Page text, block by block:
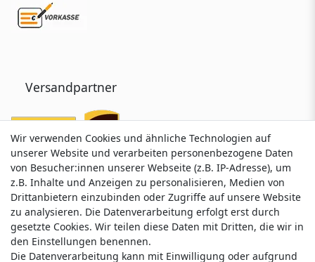
Versandpartner
Service & Kontakt
Wir verwenden Cookies und ähnliche Technologien auf
unserer Website und verarbeiten personenbezogene Daten
von Besucher:innen unserer Webseite (z.B. IP-Adresse), um
z.B. Inhalte und Anzeigen zu personalisieren, Medien von
Drittanbietern einzubinden oder Zugriffe auf unsere Website
zu analysieren. Die Datenverarbeitung erfolgt erst durch
gesetzte Cookies. Wir teilen diese Daten mit Dritten, die wir in
den Einstellungen benennen.
Die Datenverarbeitung kann mit Einwilligung oder aufgrund
Wir verwenden Cookies und ähnliche Technologien auf
unserer Website und verarbeiten personenbezogene Daten
von Besucher:innen unserer Webseite (z.B. IP-Adresse), um
z.B. Inhalte und Anzeigen zu personalisieren, Medien von
Drittanbietern einzubinden oder Zugriffe auf unsere Website
zu analysieren. Die Datenverarbeitung erfolgt erst durch
gesetzte Cookies. Wir teilen diese Daten mit Dritten, die wir in
den Einstellungen benennen.
Die Datenverarbeitung kann mit Einwilligung oder aufgrund